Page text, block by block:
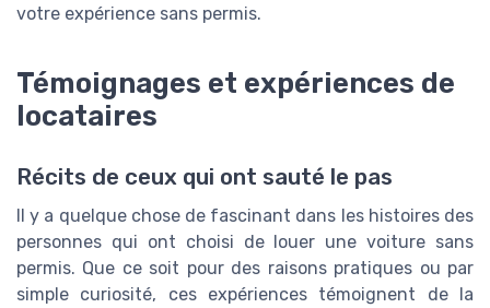
votre expérience sans permis.
Témoignages et expériences de
locataires
Récits de ceux qui ont sauté le pas
Il y a quelque chose de fascinant dans les histoires des
personnes qui ont choisi de louer une voiture sans
permis. Que ce soit pour des raisons pratiques ou par
simple curiosité, ces expériences témoignent de la